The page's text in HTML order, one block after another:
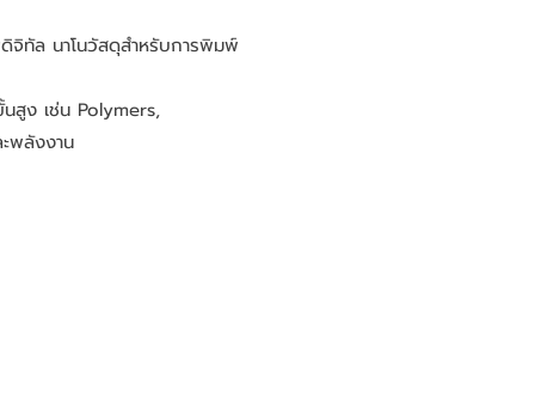
ทัล นาโนวัสดุสำหรับการพิมพ์
สูง เช่น Polymers,
พลังงาน